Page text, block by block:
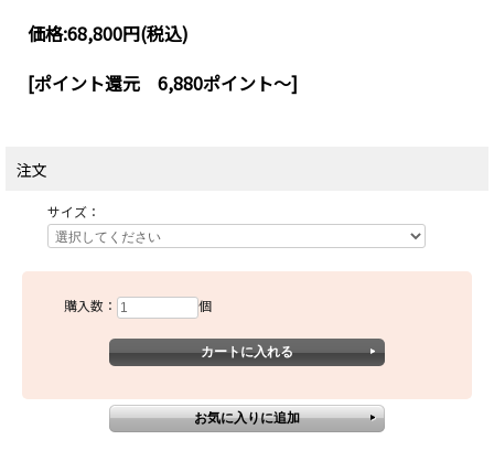
価格:68,800円(税込)
[ポイント還元 6,880ポイント～]
注文
サイズ：
購入数： 個